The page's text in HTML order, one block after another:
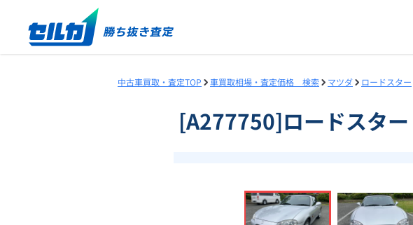
中古車買取・査定TOP 車買取相場・査定価格 検索 マツダ ロードスター
[A277750]ロードスタ